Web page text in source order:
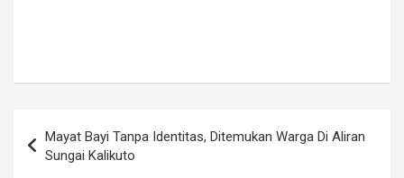
pos
Mayat Bayi Tanpa Identitas, Ditemukan Warga Di Aliran
Sungai Kalikuto